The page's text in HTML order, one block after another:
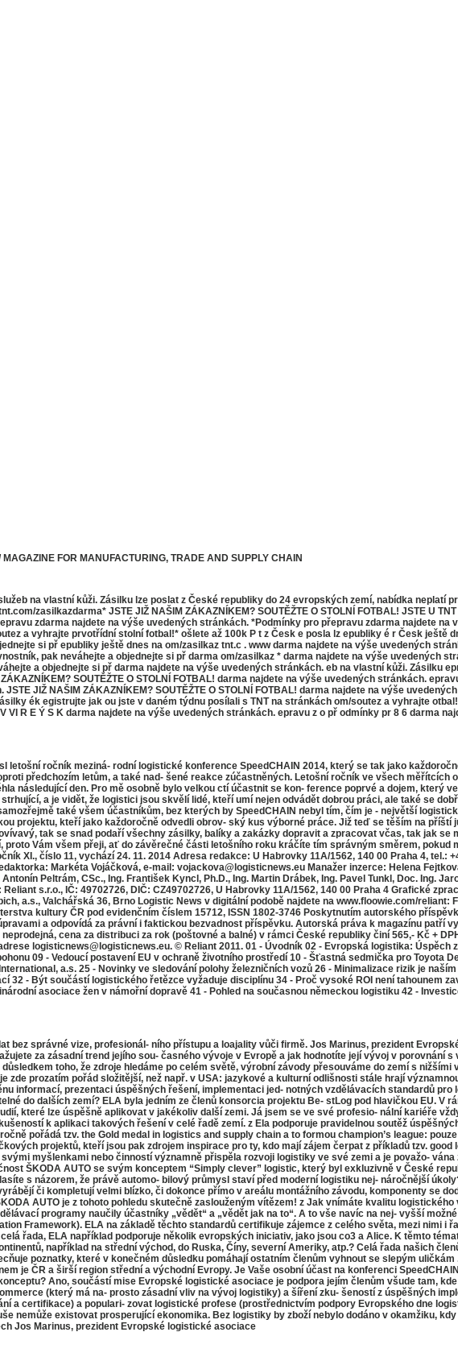
FOR MANUFACTURING, TRADE AND SUPPLY CHAIN
na vlastní kůži. Zásilku lze poslat z České republiky do 24 evropských zemí, nabídka
zasilkazdarma* JSTE JIŽ NAŠIM ZÁKAZNÍKEM? SOUTĚŽTE O STOLNÍ FOTBAL! JSTE U
zdarma najdete na výše uvedených stránkách. *Podmínky pro přepravu zdarma najdete
a vyhrajte prvotřídní stolní fotbal!* ošlete až 100k P t z Česk e posla lz epubliky é r Česk ještě
si př epubliky ještě dnes na om/zasilkaz tnt.c . www darma najdete na výše uvedených
pak neváhejte a objednejte si př darma om/zasilkaz * darma najdete na výše uvedených
a objednejte si př darma najdete na výše uvedených stránkách. eb na vlastní kůži. Zásilku
SOUTĚŽTE O STOLNÍ FOTBAL! darma najdete na výše uvedených stránkách.
JIŽ NAŠIM ZÁKAZNÍKEM? SOUTĚŽTE O STOLNÍ FOTBAL! darma najdete na výše
ék egistrujte jak ou jste v daném týdnu posílali s TNT na stránkách om/soutez a vyhrajte
VI R E Ý S K darma najdete na výše uvedených stránkách. epravu z o př odmínky pr 8 6 darma
letošní ročník meziná- rodní logistické konference SpeedCHAIN 2014, který se tak jako
předchozím letům, a také nad- šené reakce zúčastněných. Letošní ročník ve všech měřítcích
následující den. Pro mě osobně bylo velkou ctí účastnit se kon- ference poprvé a dojem, který
a je vidět, že logistici jsou skvělí lidé, kteří umí nejen odvádět dobrou práci, ale také se
také všem účastníkům, bez kterých by SpeedCHAIN nebyl tím, čím je - největší
projektu, kteří jako každoročně odvedli obrov- ský kus výborné práce. Již teď se těším na
tak se snad podaří všechny zásilky, balíky a zakázky dopravit a zpracovat včas, tak jak se
proto Vám všem přeji, ať do závěrečné části letošního roku kráčíte tím správným směrem,
XI., číslo 11, vychází 24. 11. 2014 Adresa redakce: U Habrovky 11A/1562, 140 00 Praha 4, tel.:
Markéta Vojáčková, e-mail: vojackova@logisticnews.eu Manažer inzerce: Helena
Peltrám, CSc., Ing. František Kyncl, Ph.D., Ing. Martin Drábek, Ing. Pavel Tunkl, Doc. Ing.
s.r.o., IČ: 49702726, DIČ: CZ49702726, U Habrovky 11A/1562, 140 00 Praha 4 Grafické
a.s., Valchářská 36, Brno Logistic News v digitální podobě najdete na www.floowie.com/reliant:
kultury ČR pod evidenčním číslem 15712, ISSN 1802-3746 Poskytnutím autorského
a odpovídá za právní i faktickou bezvadnost příspěvku. Autorská práva k magazínu patří
cena za distribuci za rok (poštovné a balné) v rámci České republiky činí 565,- Kč +
logisticnews@logisticnews.eu. © Reliant 2011. 01 - Úvodník 02 - Evropská logistika:
09 - Vedoucí postavení EU v ochraně životního prostředí 10 - Šťastná sedmička pro Toyota
a.s. 25 - Novinky ve sledování polohy železničních vozů 26 - Minimalizace rizik je
32 - Být součástí logistického řetězce vyžaduje disciplínu 34 - Proč vysoké ROI není tahounem
asociace žen v námořní dopravě 41 - Pohled na současnou německou logistiku 42 -
bez správné vize, profesionál- ního přístupu a loajality vůči firmě. Jos Marinus, prezident
za zásadní trend jejího sou- časného vývoje v Evropě a jak hodnotíte její vývoj v porovnání
toho, že zdroje hledáme po celém světě, výrobní závody přesouváme do zemí s
zde prozatím pořád složitější, než např. v USA: jazykové a kulturní odlišnosti stále hrají
informací, prezentaci úspěšných řešení, implementaci jed- notných vzdělávacích standardů
do dalších zemí? ELA byla jedním ze členů konsorcia projektu Be- stLog pod hlavičkou EU. V
které lze úspěšně aplikovat v jakékoliv další zemi. Já jsem se ve své profesio- nální kariéře
k aplikaci takových řešení v celé řadě zemí. z Ela podporuje pravidelnou soutěž
pořádá tzv. the Gold medal in logistics and supply chain a to formou champion’s league:
projektů, kteří jsou pak zdrojem inspirace pro ty, kdo mají zájem čerpat z příkladů tzv.
myšlenkami nebo činností významně přispěla rozvoji logistiky ve své zemi a je považo-
ŠKODA AUTO se svým konceptem “Simply clever” logistic, který byl exkluzivně v České
s názorem, že právě automo- bilový průmysl staví před moderní logistiku nej- náročnější
či kompletují velmi blízko, či dokonce přímo v areálu montážního závodu, komponenty se
AUTO je z tohoto pohledu skutečně zaslouženým vítězem! z Jak vnímáte kvalitu
programy naučily účastníky „vědět“ a „vědět jak na to“. A to vše navíc na nej- vyšší
Framework). ELA na základě těchto standardů certifikuje zájemce z celého světa, mezi nimi i
řada, ELA například podporuje několik evropských iniciativ, jako jsou co3 a Alice. K těmto
například na střední východ, do Ruska, Číny, severní Ameriky, atp.? Celá řada našich
poznatky, které v konečném důsledku pomáhají ostatním členům vyhnout se slepým
je ČR a širší region střední a východní Evropy. Je Vaše osobní účast na konferenci
Ano, součástí mise Evropské logistické asociace je podpora jejím členům všude tam,
(který má na- prosto zásadní vliv na vývoj logistiky) a šíření zku- šeností z úspěšných
a certifikace) a populari- zovat logistické profese (prostřednictvím podpory Evropského dne
nemůže existovat prosperující ekonomika. Bez logistiky by zboží nebylo dodáno v okamžiku,
Jos Marinus, prezident Evropské logistické asociace